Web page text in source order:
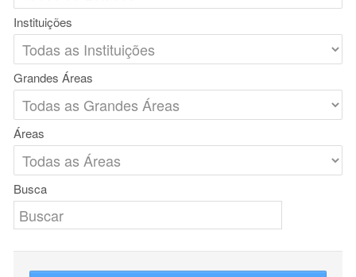
Instituições
Grandes Áreas
Áreas
Busca